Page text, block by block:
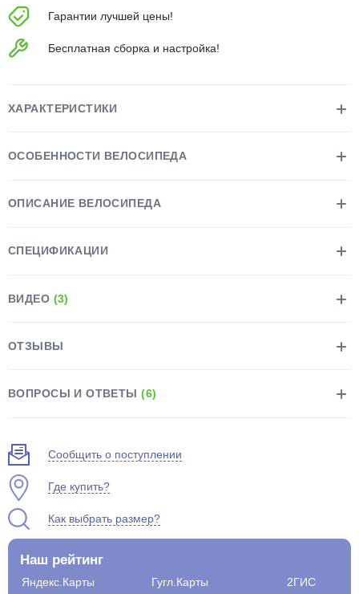
Гарантии лучшей цены!
Бесплатная сборка и настройка!
ХАРАКТЕРИСТИКИ
ОСОБЕННОСТИ ВЕЛОСИПЕДА
ОПИСАНИЕ ВЕЛОСИПЕДА
СПЕЦИФИКАЦИИ
ВИДЕО (3)
ОТЗЫВЫ
ВОПРОСЫ И ОТВЕТЫ(6)
Сообщить о поступлении
Где купить?
Как выбрать размер?
Наш рейтинг
Яндекс.Карты
Гугл.Карты
2ГИС
недели
Остались вопросы?